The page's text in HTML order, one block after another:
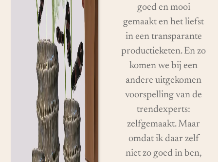
goed en mooi
gemaakt en het liefst
in een transparante
productieketen. En zo
komen we bij een
andere uitgekomen
voorspelling van de
trendexperts:
zelfgemaakt. Maar
omdat ik daar zelf
niet zo goed in ben,